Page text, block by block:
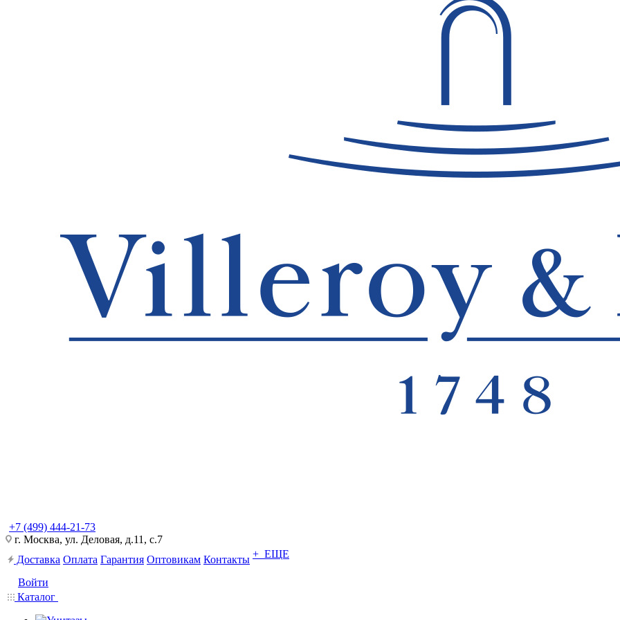
+7 (499) 444-21-73
г. Москва, ул. Деловая, д.11, с.7
Доставка Оплата Гарантия Оптовикам Контакты + ЕЩЕ
Войти
Каталог